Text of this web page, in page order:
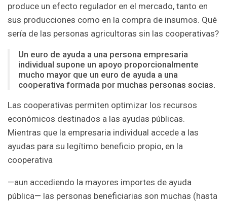
produce un efecto regulador en el mercado, tanto en
sus producciones como en la compra de insumos. Qué
sería de las personas agricultoras sin las cooperativas?
Un euro de ayuda a una persona empresaria
individual supone un apoyo proporcionalmente
mucho mayor que un euro de ayuda a una
cooperativa formada por muchas personas socias.
Las cooperativas permiten optimizar los recursos
económicos destinados a las ayudas públicas.
Mientras que la empresaria individual accede a las
ayudas para su legítimo beneficio propio, en la
cooperativa
—aun accediendo la mayores importes de ayuda
pública— las personas beneficiarias son muchas (hasta